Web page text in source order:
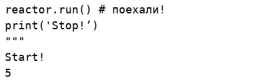
reactor. run( ) # поехали!
print ( 'Stop!’)
"""
Start!
5